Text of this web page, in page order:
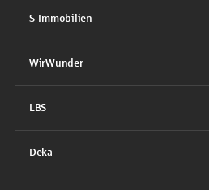
S-Immobilien
WirWunder
LBS
Deka